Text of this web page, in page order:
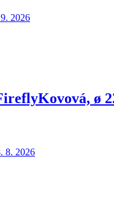
2026
Kovová, ø
8. 2026